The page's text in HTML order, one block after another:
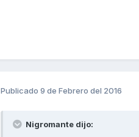
Publicado 9 de Febrero del 2016
Nigromante dijo: